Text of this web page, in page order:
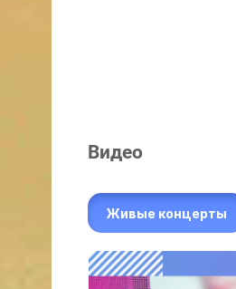
Видео
Живые концерты